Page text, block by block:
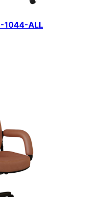
1044-ALL